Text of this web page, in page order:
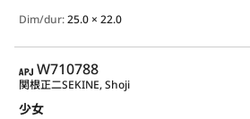
Dim/dur:25.0 × 22.0
APJ
W710788
少女
関根正二SEKINE, Shoji